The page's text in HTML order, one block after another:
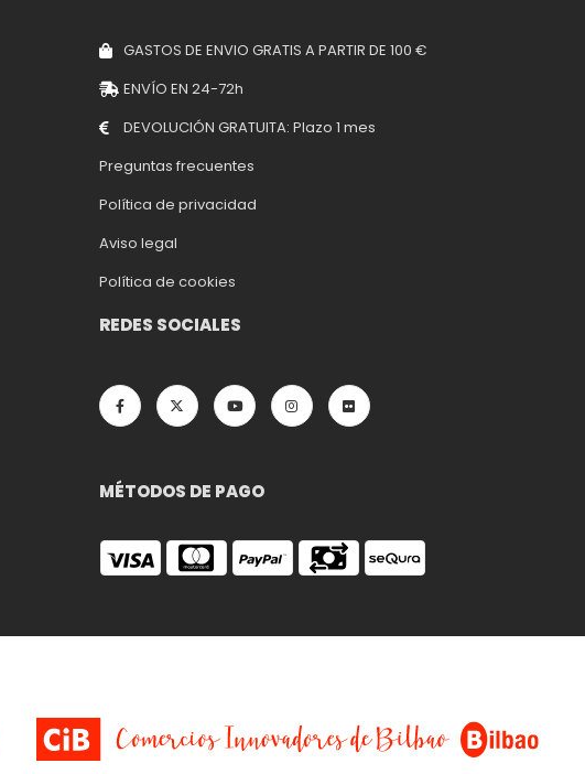
GASTOS DE ENVIO GRATIS A PARTIR DE 100 €
ENVÍO EN 24-72h
DEVOLUCIÓN GRATUITA: Plazo 1 mes
Preguntas frecuentes
Política de privacidad
Aviso legal
Política de cookies
REDES SOCIALES
MÉTODOS DE PAGO